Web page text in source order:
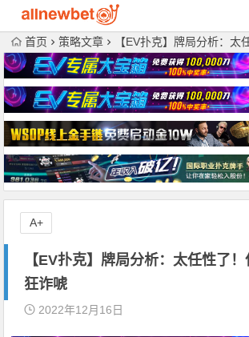
首页 策略文章 【EV扑克】牌局分析：太任性
【EV扑克】牌局分析：太任性了
狂诈唬
2022年12月16日
A+